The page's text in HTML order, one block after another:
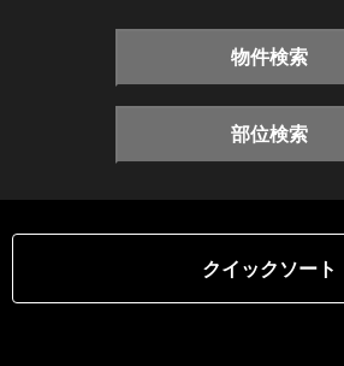
物件検索
部位検索
クイックソート